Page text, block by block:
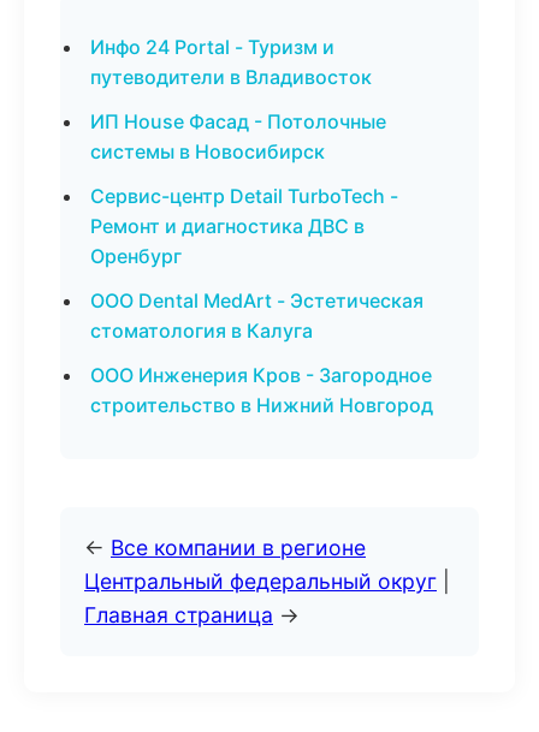
Инфо 24 Portal - Туризм и
путеводители в Владивосток
ИП House Фасад - Потолочные
системы в Новосибирск
Сервис-центр Detail TurboTech -
Ремонт и диагностика ДВС в
Оренбург
ООО Dental MedArt - Эстетическая
стоматология в Калуга
ООО Инженерия Кров - Загородное
строительство в Нижний Новгород
← Все компании в регионе
Центральный федеральный округ
Главная страница →